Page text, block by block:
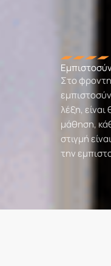
Στο
λέξη,
μάθηση,
στιγμή
την